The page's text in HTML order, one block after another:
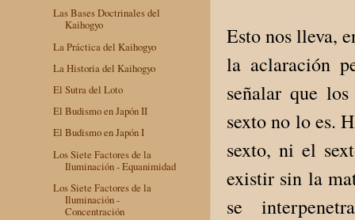
Esto nos lleva,
la aclaración
señalar que
sexto no lo es.
sexto, ni el
existir sin la
se
Las Bases Doctrinales del
Kaihogyo
La Práctica del Kaihogyo
La Historia del Kaihogyo
El Sutra del Loto
El Budismo en Japón II
El Budismo en Japón I
Los Siete Factores de la
Iluminación - Equanimidad
Los Siete Factores de la
Iluminación -
Concentración